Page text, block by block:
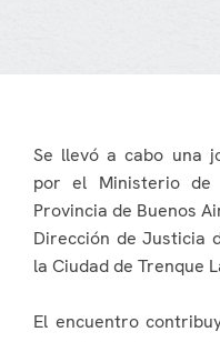
Se llevó a cabo una
por el Ministerio de
Provincia de Buenos
Dirección de Justicia
la Ciudad de Trenque
El encuentro